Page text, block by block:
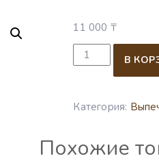
11 000 ₸
Количество
В
Категория:
Похожие